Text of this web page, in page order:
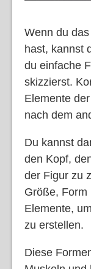
Wenn du
hast, kannst
du einfache
skizzierst.
Elemente
nach dem
Du kannst
den Kopf,
der Figur zu
Größe, Form
Elemente,
zu erstellen.
Diese